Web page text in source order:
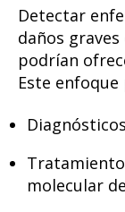
Detectar
daños
podrían
Este
molecular